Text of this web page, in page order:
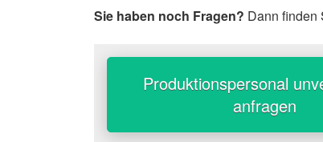
Sie haben noch Fragen? Dann finden
Produktionspersonal
anfragen